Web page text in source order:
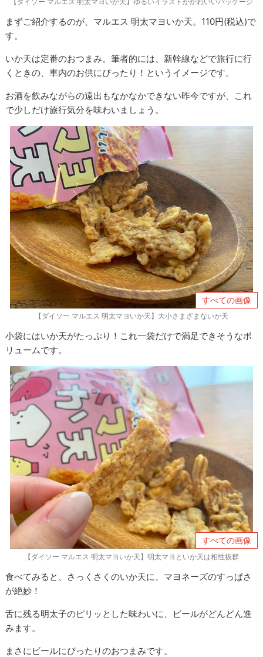
まずご紹介するのが、マルエス 明太マヨいか天。110円(税込)で
す。
いか天は定番のおつまみ。筆者的には、新幹線などで旅行に行
くときの、車内のお供にぴったり！というイメージです。
お酒を飲みながらの遠出もなかなかできない昨今ですが、これ
で少しだけ旅行気分を味わいましょう。
すべての画像
【ダイソー マルエス 明太マヨいか天】大小さまざまないか天
小袋にはいか天がたっぷり！これ一袋だけで満足できそうなボ
リュームです。
すべての画像
【ダイソー マルエス 明太マヨいか天】明太マヨといか天は相性抜群
食べてみると、さっくさくのいか天に、マヨネーズのすっぱさ
が絶妙！
舌に残る明太子のピリッとした味わいに、ビールがどんどん進
みます。
まさにビールにぴったりのおつまみです。